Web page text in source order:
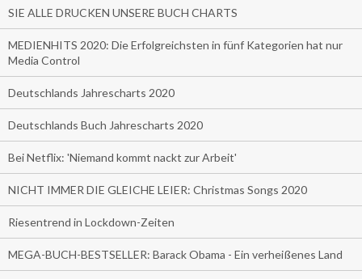
SIE ALLE DRUCKEN UNSERE BUCH CHARTS
MEDIENHITS 2020: Die Erfolgreichsten in fünf Kategorien hat nur
Media Control
Deutschlands Jahrescharts 2020
Deutschlands Buch Jahrescharts 2020
Bei Netflix: 'Niemand kommt nackt zur Arbeit'
NICHT IMMER DIE GLEICHE LEIER: Christmas Songs 2020
Riesentrend in Lockdown-Zeiten
MEGA-BUCH-BESTSELLER: Barack Obama - Ein verheißenes Land